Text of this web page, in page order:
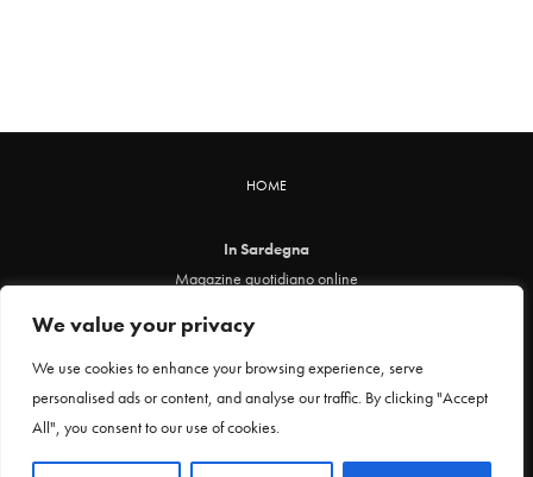
We value your privacy
We use cookies to enhance your browsing experience, serve
personalised ads or content, and analyse our traffic. By clicking "Accept
All", you consent to our use of cookies.
HOME
In Sardegna
Magazine quotidiano online
Direttore responsabile ed editore: Claudia Marin
Piazza Santa Chiara, 49 - 00186 - Roma
P.IVA 12912621005
Testata online registrata al Tribunale di Roma al n. 29 del 24 febbraio 2021
Privacy Policy